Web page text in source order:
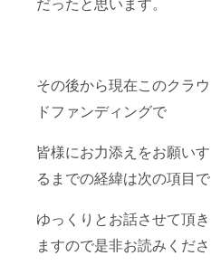
その後から現在このクラウ
ドファンディングで
皆様にお力添えをお願いす
るまでの経緯は次の項目で
ゆっくりとお話させて頂き
ますので是非お読みくださ